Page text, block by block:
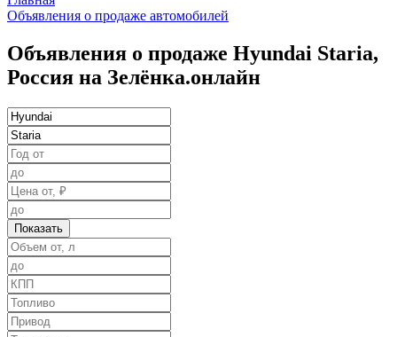
Объявления о продаже автомобилей
Объявления о продаже Hyundai Staria,
Россия на Зелёнка.онлайн
Показать